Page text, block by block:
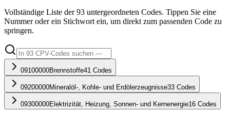
Vollständige Liste der93 untergeordneten Codes. Tippen Sie eine
Nummer oder ein Stichwort ein, um direkt zum passenden Code zu
springen.
09100000Brennstoffe41 Codes
09200000Mineralöl-, Kohle- und Erdölerzeugnisse33 Codes
09300000Elektrizität, Heizung, Sonnen- und Kernenergie16 Codes